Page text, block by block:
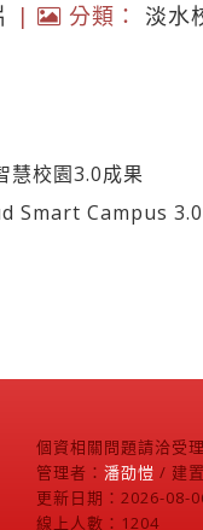
| 分類： 淡水
慧校園3.0成果
Smart Campus
個資相關問題請洽受
管理者： 潘劭愷 / 建
更新日期：2026-08-
線上人數：1204